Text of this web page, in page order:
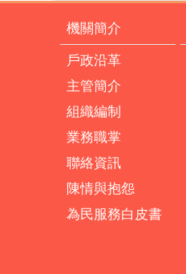
機關簡介
戶政沿革
主管簡介
組織編制
業務職掌
聯絡資訊
陳情與抱怨
為民服務白皮書